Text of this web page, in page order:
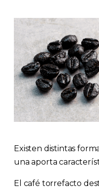
Existen distintas
una aporta
El café torrefacto